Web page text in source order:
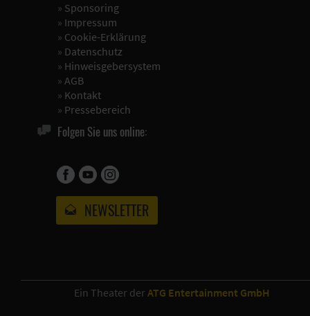
» Sponsoring
» Impressum
» Cookie-Erklärung
» Datenschutz
» Hinweisgebersystem
» AGB
» Kontakt
» Pressebereich
Folgen Sie uns online:
NEWSLETTER
Ein Theater der ATG Entertainment GmbH